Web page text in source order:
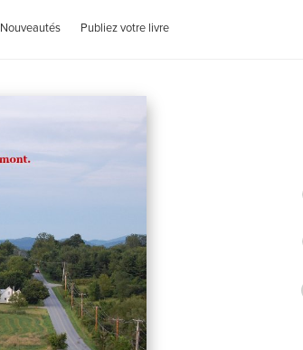
Nouveautés Publiez votre livre